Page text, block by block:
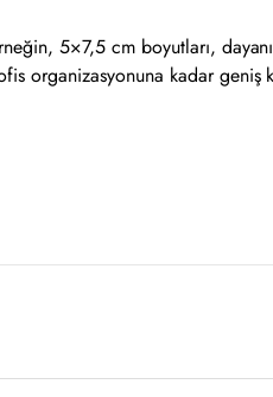
5×7,5 cm boyutları,
organizasyonuna kadar